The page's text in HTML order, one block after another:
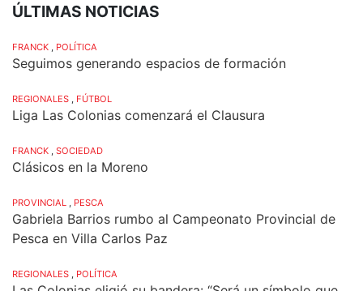
ÚLTIMAS NOTICIAS
FRANCK POLÍTICA
Seguimos generando espacios de formación
REGIONALES FÚTBOL
Liga Las Colonias comenzará el Clausura
FRANCK SOCIEDAD
Clásicos en la Moreno
PROVINCIAL PESCA
Gabriela Barrios rumbo al Campeonato Provincial de
Pesca en Villa Carlos Paz
REGIONALES POLÍTICA